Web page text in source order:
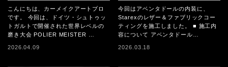
MEISTER SCHAFT2025に参
加｜日本チームの結果と現地
レポート
こんにちは、カーメイクアートプロ
です。 今回は、ドイツ・シュトゥッ
トガルトで開催された世界レベルの
磨き大会 POLIER MEISTER …
2026.04.09
今回はアベンタドールの内装に、
Starexのレザー＆ファブリックコー
ティングを施工しました。 ■ 施工内
容について アベンタドール…
2026.03.18